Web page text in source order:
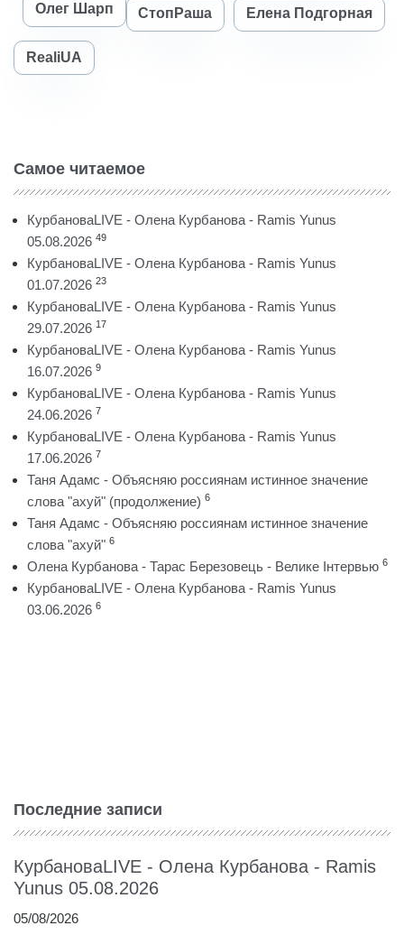
Олег Шарп СтопРаша Елена Подгорная
RealiUA
Самое читаемое
КурбановаLIVE - Олена Курбанова - Ramis Yunus
05.08.2026 49
КурбановаLIVE - Олена Курбанова - Ramis Yunus
01.07.2026 23
КурбановаLIVE - Олена Курбанова - Ramis Yunus
29.07.2026 17
КурбановаLIVE - Олена Курбанова - Ramis Yunus
16.07.2026 9
КурбановаLIVE - Олена Курбанова - Ramis Yunus
24.06.2026 7
КурбановаLIVE - Олена Курбанова - Ramis Yunus
17.06.2026 7
Таня Адамс - Объясняю россиянам истинное значение
слова "ахуй" (продолжение) 6
Таня Адамс - Объясняю россиянам истинное значение
слова "ахуй" 6
Олена Курбанова - Тарас Березовець - Велике Інтервью 6
КурбановаLIVE - Олена Курбанова - Ramis Yunus
03.06.2026 6
Последние записи
КурбановаLIVE - Олена Курбанова - Ramis
Yunus 05.08.2026
05/08/2026